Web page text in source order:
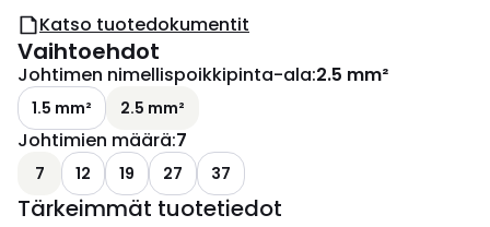
Katso tuotedokumentit
Vaihtoehdot
Johtimen nimellispoikkipinta-ala:2.5 mm²
1.5 mm² 2.5 mm²
Johtimien määrä:7
7 12 19 27 37
Tärkeimmät tuotetiedot